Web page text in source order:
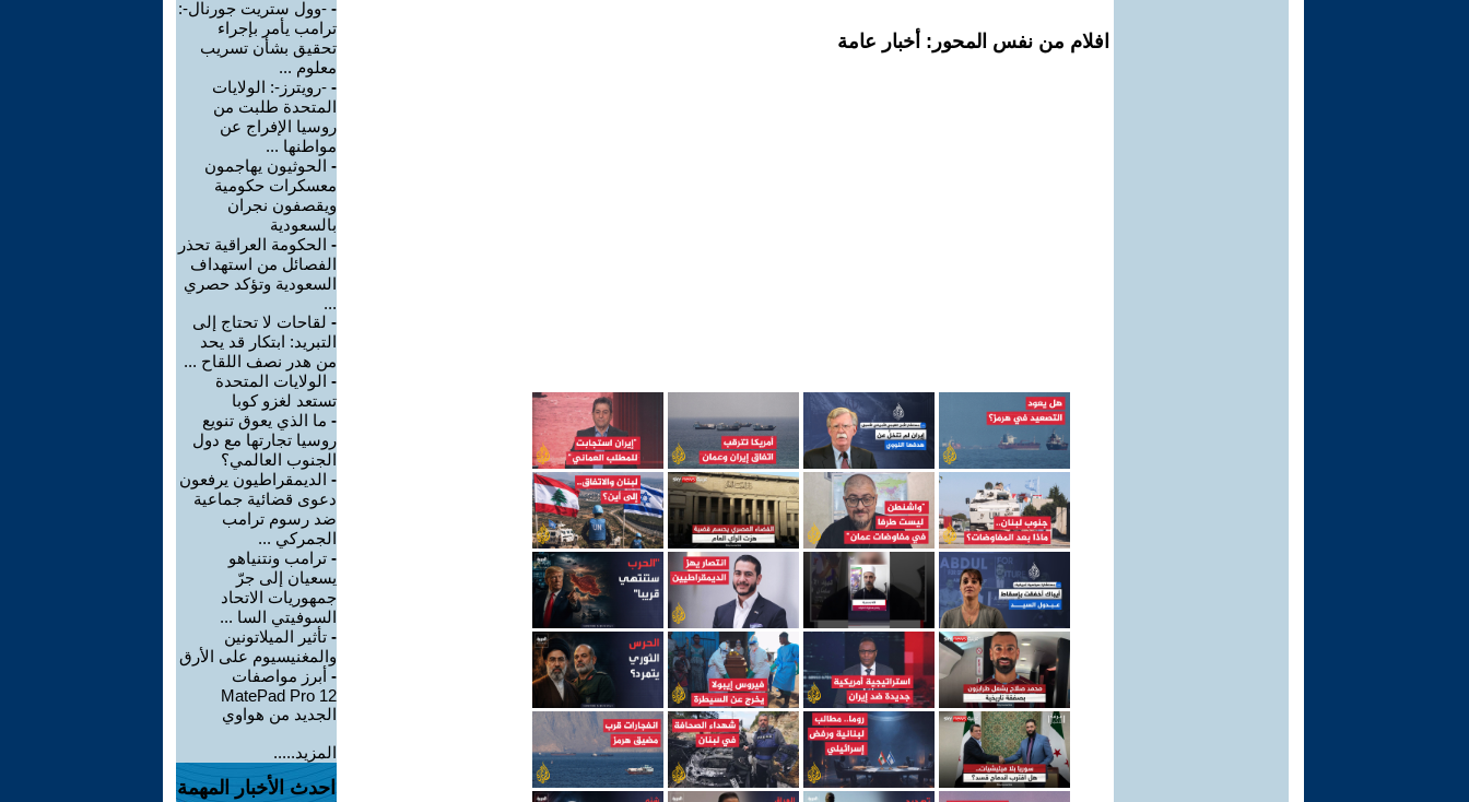
افلام من نفس المحور: أخبار عامة
- -وول ستريت جورنال-:
ترامب يأمر بإجراء
تحقيق بشأن تسريب
معلوم ...
- -رويترز-: الولايات
المتحدة طلبت من
روسيا الإفراج عن
مواطنها ...
- الحوثيون يهاجمون
معسكرات حكومية
ويقصفون نجران
بالسعودية
- الحكومة العراقية تحذر
الفصائل من استهداف
السعودية وتؤكد حصري
...
- لقاحات لا تحتاج إلى
التبريد: ابتكار قد يحد
من هدر نصف اللقاح ...
- الولايات المتحدة
تستعد لغزو كوبا
- ما الذي يعوق تنويع
روسيا تجارتها مع دول
الجنوب العالمي؟
- الديمقراطيون يرفعون
دعوى قضائية جماعية
ضد رسوم ترامب
الجمركي ...
- ترامب ونتنياهو
يسعيان إلى جرّ
جمهوريات الاتحاد
السوفيتي السا ...
- تأثير الميلاتونين
والمغنيسيوم على الأرق
- أبرز مواصفات
MatePad Pro 12
الجديد من هواوي
المزيد.....
احدث الأخبار المهمة